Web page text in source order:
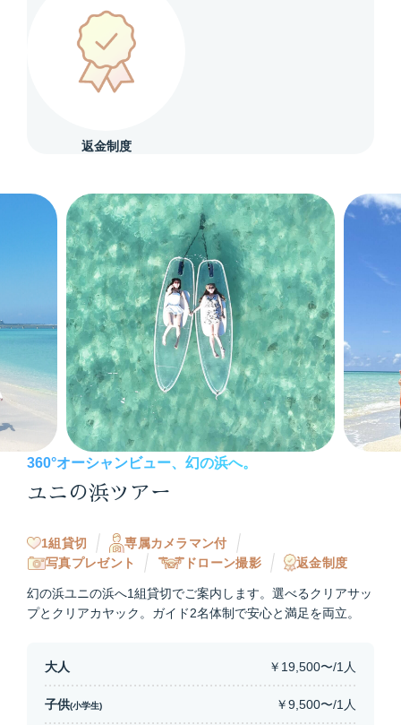
返金制度
360°オーシャンビュー、幻の浜へ。
ユニの浜ツアー
1組貸切
専属カメラマン付
写真プレゼント
ドローン撮影 返金制度
幻の浜ユニの浜へ1組貸切でご案内します。選べるクリアサッ
プとクリアカヤック。ガイド2名体制で安心と満足を両立。
大人 ￥19,500〜/1人
子供(小学生) ￥9,500〜/1人